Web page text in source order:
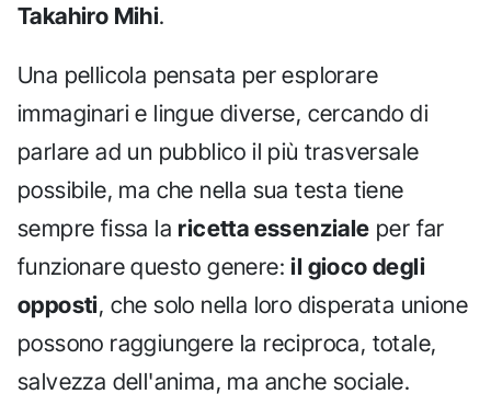
Takahiro Mihi.
Una pellicola pensata per esplorare
immaginari e lingue diverse, cercando di
parlare ad un pubblico il più trasversale
possibile, ma che nella sua testa tiene
sempre fissa la ricetta essenziale per far
funzionare questo genere:il gioco degli
opposti, che solo nella loro disperata unione
possono raggiungere la reciproca, totale,
salvezza dell'anima, ma anche sociale.